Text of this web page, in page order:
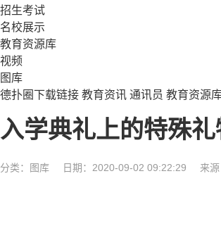
招生考试
名校展示
教育资源库
视频
图库
德扑圈下载链接 教育资讯 通讯员 教育资源
入学典礼上的特殊
分类： 图库 日期：2020-09-02 09:22:29 来